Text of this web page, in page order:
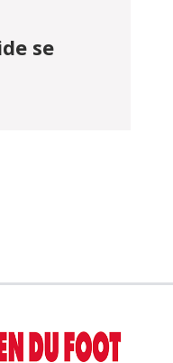
se